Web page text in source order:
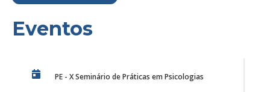
Eventos
PE - X Seminário de Práticas em Psicologias